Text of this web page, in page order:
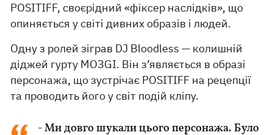
POSITIFF, своєрідний «фіксер наслідків», що
опиняється у світі дивних образів і людей.
Одну з ролей зіграв DJ Bloodless — колишній
діджей гурту MOЗGI. Він з’являється в образі
персонажа, що зустрічає POSITIFF на рецепції
та проводить його у світ подій кліпу.
- Ми довго шукали цього персонажа. Було